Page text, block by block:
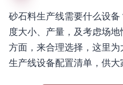
砂石料生产线需要什么设
度大小、产量，及考虑场
方面，来合理选择，这里
生产线设备配置清单，供大